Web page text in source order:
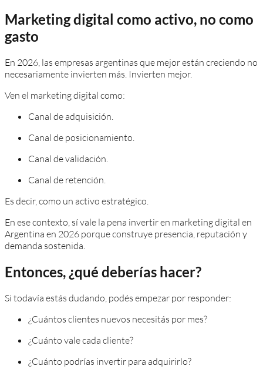
Marketing digital como activo, no como
gasto
En 2026, las empresas argentinas que mejor están creciendo no
necesariamente invierten más. Invierten mejor.
Ven el marketing digital como:
Canal de adquisición.
Canal de posicionamiento.
Canal de validación.
Canal de retención.
Es decir, como un activo estratégico.
En ese contexto, sí vale la pena invertir en marketing digital en
Argentina en 2026 porque construye presencia, reputación y
demanda sostenida.
Entonces, ¿qué deberías hacer?
Si todavía estás dudando, podés empezar por responder:
¿Cuántos clientes nuevos necesitás por mes?
¿Cuánto vale cada cliente?
¿Cuánto podrías invertir para adquirirlo?